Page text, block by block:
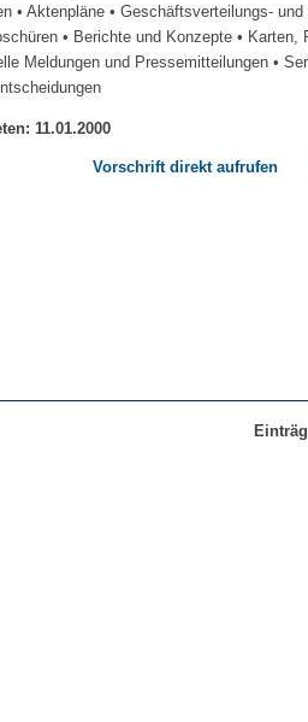
• Aktenpläne • Geschäftsverteilungs-
• Berichte und Konzepte • Karten,
Meldungen und Pressemitteilungen •
11.01.2000
Vorschrift direkt aufrufen